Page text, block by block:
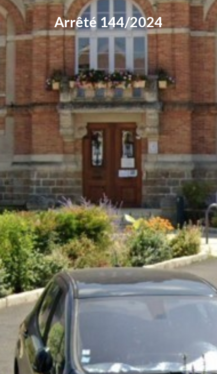
Arrêté 144/2024